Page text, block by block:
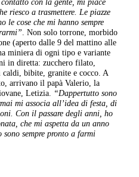
con la gente, mi piace
riesco a trasmettere. Le piazze
le cose che mi hanno sempre
. Non solo torrone, morbido
(aperto dalle 9 del mattino alle
miniera di ogni tipo e variante
in diretta: zucchero filato,
bibite, granite e cocco. A
arrivano il papà Valerio, la
Letizia. “Dappertutto sono
mi associa all’idea di festa, di
Con il passare degli anni, ho
che mi aspetta da un anno
sempre pronto a farmi